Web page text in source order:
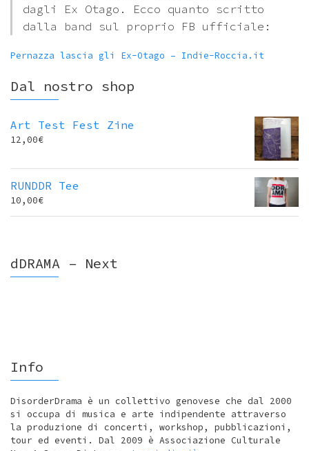
dagli Ex Otago. Ecco quanto scritto
dalla band sul proprio FB ufficiale:
Pernazza lascia gli Ex-Otago – Indie-Roccia.it
Dal nostro shop
Art Test Fest Zine
12,00€
RUNDDR Tee
10,00€
dDRAMA – Next
Info
DisorderDrama è un collettivo genovese che dal 2000
si occupa di musica e arte indipendente attraverso
la produzione di concerti, workshop, pubblicazioni,
tour ed eventi. Dal 2009 è Associazione Culturale